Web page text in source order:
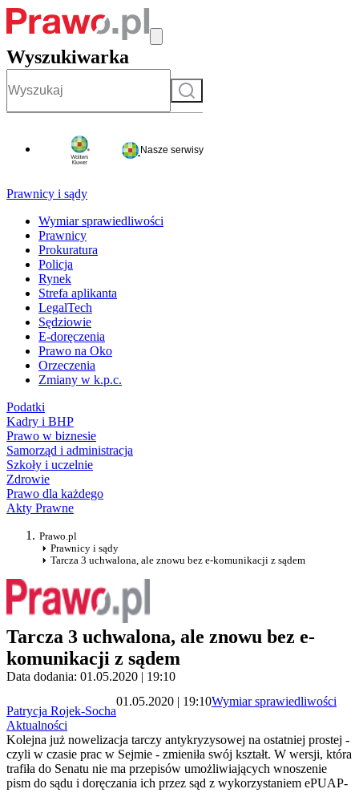
Wyszukiwarka
Szukaj
Nasze serwisy
Prawnicy i sądy
Wymiar sprawiedliwości
Prawnicy
Prokuratura
Policja
Rynek
Strefa aplikanta
LegalTech
Sędziowie
E-doręczenia
Prawo na Oko
Orzeczenia
Zmiany w k.p.c.
Podatki
Kadry i BHP
Prawo w biznesie
Samorząd i administracja
Szkoły i uczelnie
Zdrowie
Prawo dla każdego
Akty Prawne
Prawo.pl
Prawnicy i sądy
Tarcza 3 uchwalona, ale znowu bez e-komunikacji z sądem
Tarcza 3 uchwalona, ale znowu bez e-
komunikacji z sądem
Data dodania: 01.05.2020 | 19:10
Patrycja Rojek-Socha
01.05.2020 | 19:10Wymiar sprawiedliwości
Aktualności
Kolejna już nowelizacja tarczy antykryzysowej na ostatniej prostej -
czyli w czasie prac w Sejmie - zmieniła swój kształt. W wersji, która
trafiła do Senatu nie ma przepisów umożliwiających wnoszenie
pism do sądu i doręczania ich przez sąd z wykorzystaniem ePUAP-